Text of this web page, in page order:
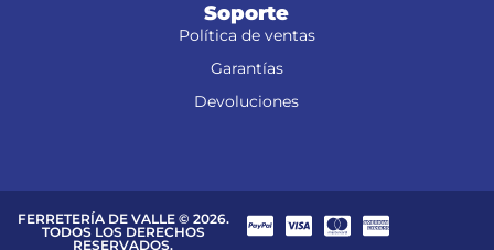
Soporte
Política de ventas
Garantías
Devoluciones
FERRETERÍA DE VALLE © 2026.
TODOS LOS DERECHOS
RESERVADOS.